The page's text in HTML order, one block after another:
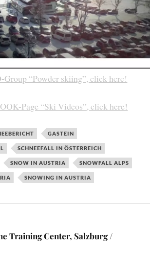
“Powder skiing”, click here!
Page “Ski Videos”, click here!
GASTEIN
SCHNEEFALL IN ÖSTERREICH
SNOW IN AUSTRIA SNOWFALL ALPS
SNOWING IN AUSTRIA
Training Center, Salzburg /